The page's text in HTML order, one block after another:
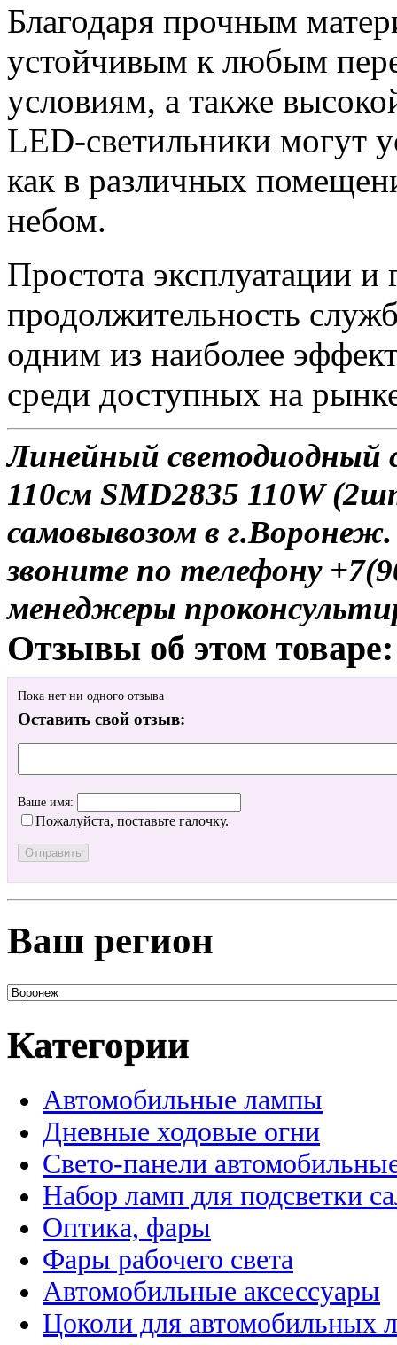
Благодаря прочным
устойчивым к любым
условиям, а также
LED-светильники могут
как в различных
небом.
Простота эксплуатации и
продолжительность
одним из наиболее
среди доступных на
Линейный светодиодный
110см SMD2835 110W
самовывозом в
звоните по телефону
менеджеры
Отзывы об этом товаре:
Пока нет ни одного отзыва
Оставить свой отзыв:
Ваше имя:
Пожалуйста, поставьте галочку.
Ваш регион
Категории
Автомобильные лампы
Дневные ходовые огни
Свето-панели
Набор ламп для подсветки
Оптика, фары
Фары рабочего света
Автомобильные аксессуары
Цоколи для автомобильных